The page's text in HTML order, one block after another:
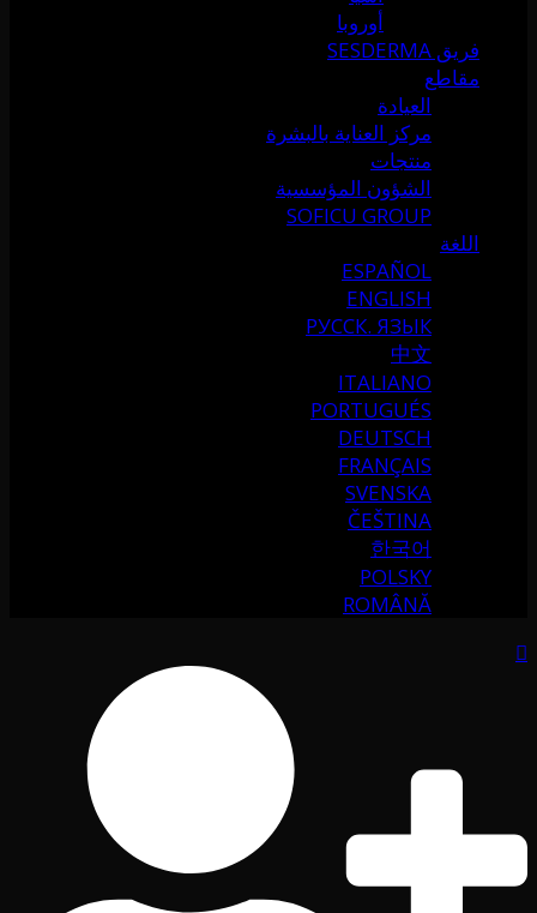
أوروبا
فريق SESDERMA
مقاطع
العيادة
مركز العناية بالبشرة
منتجات
الشؤون المؤسسية
SOFICU GROUP
اللغة
ESPAÑOL
ENGLISH
РУССК. ЯЗЫК
中文
ITALIANO
PORTUGUÉS
DEUTSCH
FRANÇAIS
SVENSKA
ČEŠTINA
한국어
POLSKY
ROMÂNĂ